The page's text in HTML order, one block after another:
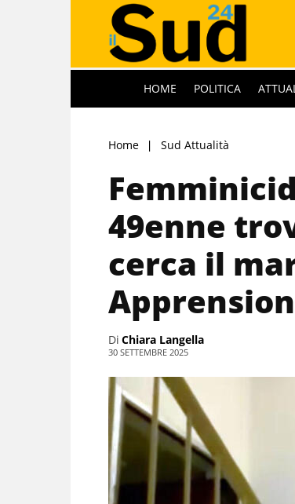
HOME POLITICA
Home Sud Attualità
49enne
cerca il
Di Chiara Langella
30 SETTEMBRE 2025